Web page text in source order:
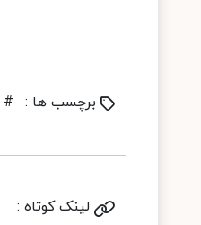
برچسب ها : #
لینک کوتاه :